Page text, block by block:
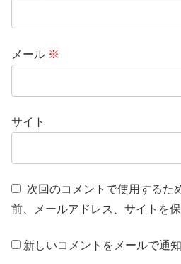
メール ※
サイト
次回のコメントで使用するた
前、メールアドレス、サイトを保
新しいコメントをメールで通知